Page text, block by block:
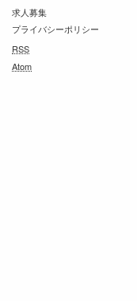
求人募集
プライバシーポリシー
RSS
Atom